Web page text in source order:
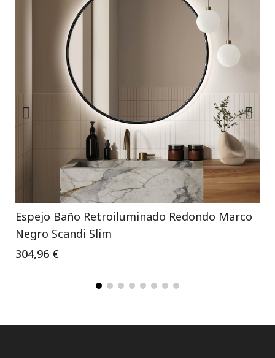
Espejo Baño Retroiluminado Redondo Marco
Negro Scandi Slim
304,96 €